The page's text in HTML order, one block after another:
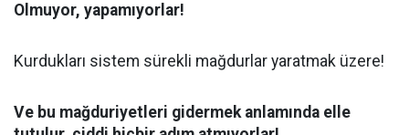
Olmuyor, yapamıyorlar!
Kurdukları sistem sürekli mağdurlar yaratmak üzere!
Ve bu mağduriyetleri gidermek anlamında elle